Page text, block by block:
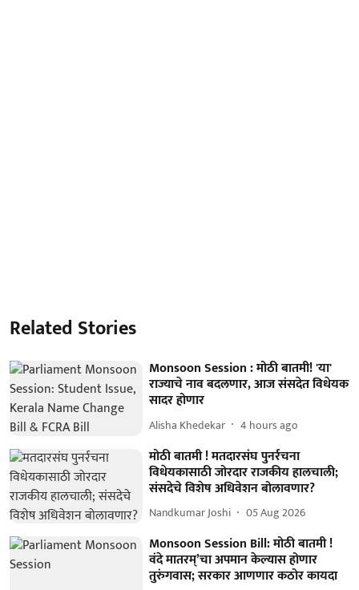
Related Stories
Monsoon Session : मोठी बातमी! 'या'
राज्याचे नाव बदलणार, आज संसदेत विधेयक
सादर होणार
Alisha Khedekar 4 hours ago
मोठी बातमी ! मतदारसंघ पुनर्रचना
विधेयकासाठी जोरदार राजकीय हालचाली;
संसदेचे विशेष अधिवेशन बोलावणार?
Nandkumar Joshi 05 Aug 2026
Monsoon Session Bill: मोठी बातमी !
वंदे मातरम्’चा अपमान केल्यास होणार
तुरुंगवास; सरकार आणणार कठोर कायदा